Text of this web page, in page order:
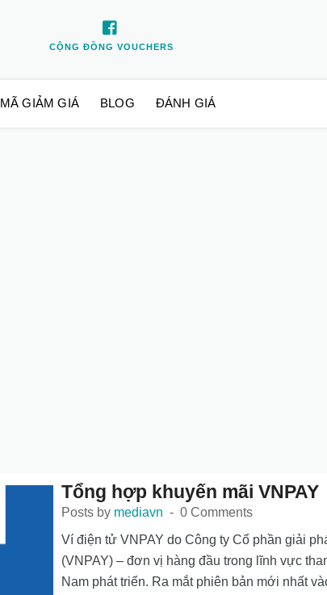
CỘNG ĐỒNG VOUCHERS
MÃ GIẢM GIÁ BLOG ĐÁNH GIÁ
Tổng hợp khuyến mãi VNPAY
Posts by mediavn
0 Comments
Ví điện tử VNPAY do Công ty Cổ phần giải
(VNPAY) – đơn vị hàng đầu trong lĩnh vực
Nam phát triển. Ra mắt phiên bản mới nhất